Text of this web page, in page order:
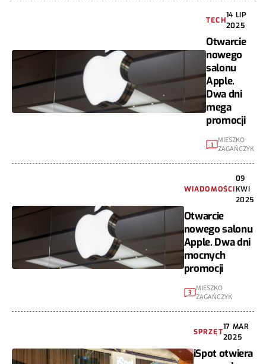
TECH
14 LIP
2025
Otwarcie
nowego
salonu
Apple.
Dwa dni
mega
promocji
1
MIESZKO
ZAGAŃCZYK
WIADOMOŚCI
09
KWI
2025
Otwarcie
nowego salonu
Apple. Dwa dni
mocnych
promocji
3 MIESZKO
ZAGAŃCZYK
SPRZĘT
17 MAR
2025
iSpot otwiera